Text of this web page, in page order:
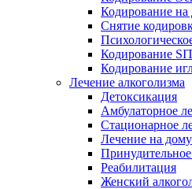
Кодирование на
Снятие
Кодирование
Кодирование
Лечение алкоголизма
Детоксикация
Амбулаторное
Стационарное
Лечение на дому
Реабилитация
Женский